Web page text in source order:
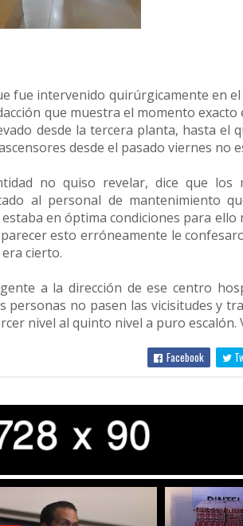
fue intervenido quirúrgicamente en
que muestra el momento exacto
desde la tercera planta, hasta el
desde el pasado viernes no
no quiso revelar, dice que los
al personal de mantenimiento
en óptima condiciones para
esto erróneamente le
cierto.
a la dirección de ese centro
personas no pasen las vicisitudes y
nivel al quinto nivel a puro escalón.
Facebook